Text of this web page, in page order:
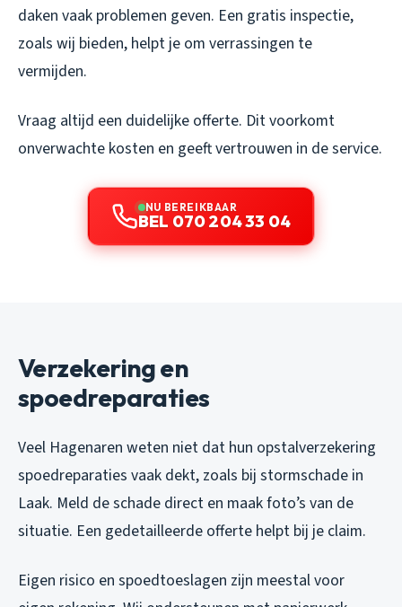
daken vaak problemen geven. Een gratis inspectie,
zoals wij bieden, helpt je om verrassingen te
vermijden.
Vraag altijd een duidelijke offerte. Dit voorkomt
onverwachte kosten en geeft vertrouwen in de service.
NU BEREIKBAAR
BEL 070 204 33 04
Verzekering en
spoedreparaties
Veel Hagenaren weten niet dat hun opstalverzekering
spoedreparaties vaak dekt, zoals bij stormschade in
Laak. Meld de schade direct en maak foto’s van de
situatie. Een gedetailleerde offerte helpt bij je claim.
Eigen risico en spoedtoeslagen zijn meestal voor